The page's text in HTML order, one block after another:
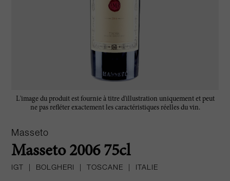
L'image du produit est fournie à titre d'illustration uniquement et peut
ne pas refléter exactement les caractéristiques réelles du vin.
Masseto
Masseto 2006 75cl
IGT BOLGHERI TOSCANE ITALIE